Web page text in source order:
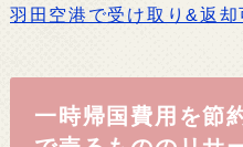
羽田空港で受け取り&返
一時帰国費用を節